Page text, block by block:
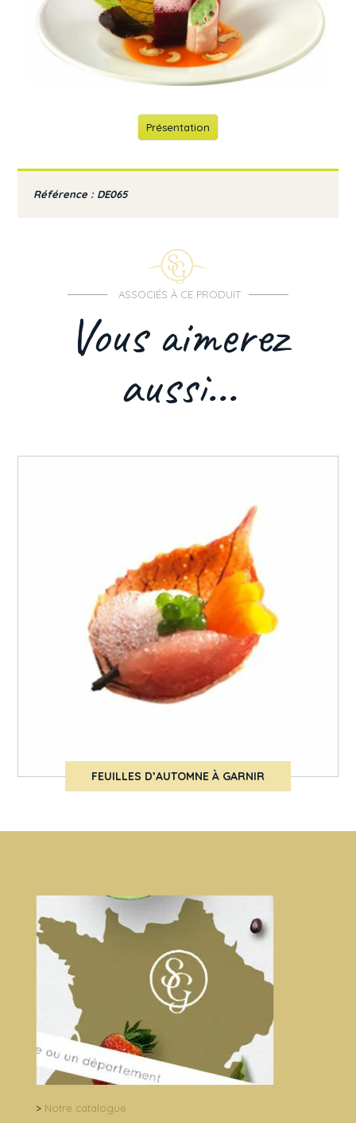
Présentation
Référence : DE065
ASSOCIÉS À CE PRODUIT
Vous aimerez
aussi...
FEUILLES D’AUTOMNE À GARNIR
> Notre catalogue